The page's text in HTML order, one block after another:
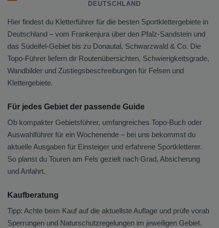
DEUTSCHLAND
Hier findest du Kletterführer für die besten Sportklettergebiete in
Deutschland – vom Frankenjura über den Pfalz-Sandstein und
das Südeifel-Gebiet bis zu Donautal, Schwarzwald & Co. Die
Topo-Führer liefern dir Routenübersichten, Schwierigkeitsgrade,
Wandbilder und Zustiegsbeschreibungen für Felsen und
Klettergebiete.
Für jedes Gebiet der passende Guide
Ob kompakter Gebietsführer, umfangreiches Topo-Buch oder
Auswahlführer für ein Wochenende – bei uns bekommst du
aktuelle Ausgaben für Einsteiger und erfahrene Sportkletterer.
So planst du Touren am Fels gezielt nach Grad, Absicherung
und Anfahrt.
Kaufberatung
Tipp: Achte beim Kauf auf die aktuellste Auflage und prüfe vorab
Sperrungen und Naturschutzregelungen im jeweiligen Gebiet.